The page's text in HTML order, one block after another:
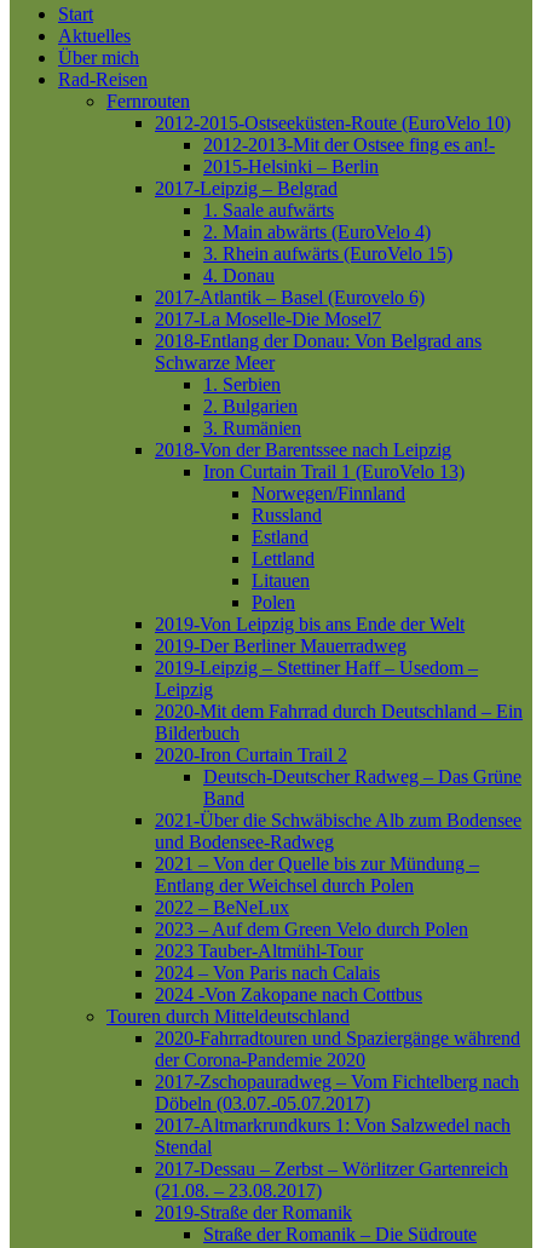
Close
Menu
Start
Aktuelles
Über mich
Rad-Reisen
Fernrouten
2012-2015-Ostseeküsten-Route (EuroVelo 10)
2012-2013-Mit der Ostsee fing es an!-
2015-Helsinki – Berlin
2017-Leipzig – Belgrad
1. Saale aufwärts
2. Main abwärts (EuroVelo 4)
3. Rhein aufwärts (EuroVelo 15)
4. Donau
2017-Atlantik – Basel (Eurovelo 6)
2017-La Moselle-Die Mosel7
2018-Entlang der Donau: Von Belgrad ans
Schwarze Meer
1. Serbien
2. Bulgarien
3. Rumänien
2018-Von der Barentssee nach Leipzig
Iron Curtain Trail 1 (EuroVelo 13)
Norwegen/Finnland
Russland
Estland
Lettland
Litauen
Polen
2019-Von Leipzig bis ans Ende der Welt
2019-Der Berliner Mauerradweg
2019-Leipzig – Stettiner Haff – Usedom –
Leipzig
2020-Mit dem Fahrrad durch Deutschland – Ein
Bilderbuch
2020-Iron Curtain Trail 2
Deutsch-Deutscher Radweg – Das Grüne
Band
2021-Über die Schwäbische Alb zum Bodensee
und Bodensee-Radweg
2021 – Von der Quelle bis zur Mündung –
Entlang der Weichsel durch Polen
2022 – BeNeLux
2023 – Auf dem Green Velo durch Polen
2023 Tauber-Altmühl-Tour
2024 – Von Paris nach Calais
2024 -Von Zakopane nach Cottbus
Touren durch Mitteldeutschland
2020-Fahrradtouren und Spaziergänge während
der Corona-Pandemie 2020
2017-Zschopauradweg – Vom Fichtelberg nach
Döbeln (03.07.-05.07.2017)
2017-Altmarkrundkurs 1: Von Salzwedel nach
Stendal
2017-Dessau – Zerbst – Wörlitzer Gartenreich
(21.08. – 23.08.2017)
2019-Straße der Romanik
Straße der Romanik – Die Südroute